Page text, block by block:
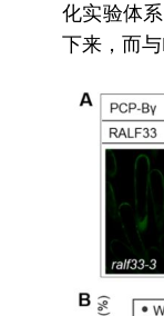
化实验体
下来，而